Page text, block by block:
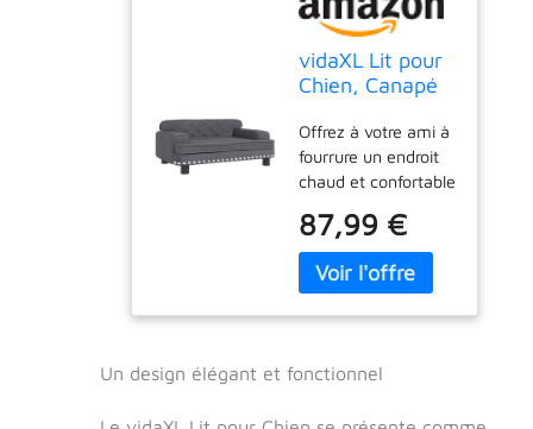
vidaXL Lit pour
Chien, Canapé
de Compagnie
avec Cadre en
Bois, Panier
pour Chiots
Maison
Intérieur, Gris
Foncé
70x45x30 cm
Offrez à votre ami à
fourrure un endroit
chaud et confortable
avec ce lit pour
chiens ! 【Matériau
confortable et doux
rembourré de
87,99 €
Un design élégant et fonctionnel